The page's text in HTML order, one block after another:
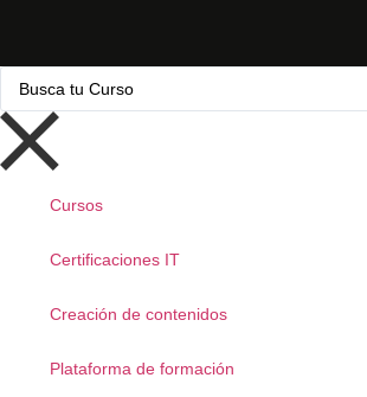
Cursos
Certificaciones IT
Creación de contenidos
Plataforma de formación